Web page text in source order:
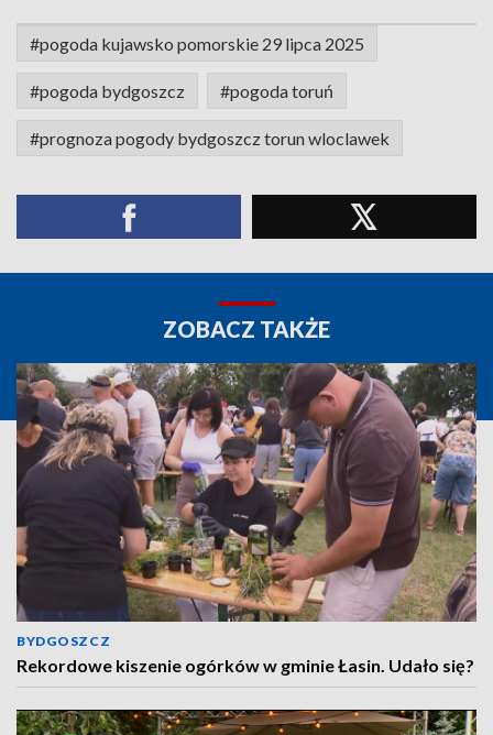
#pogoda kujawsko pomorskie 29 lipca 2025
#pogoda bydgoszcz #pogoda toruń
#prognoza pogody bydgoszcz torun wloclawek
ZOBACZ TAKŻE
BYDGOSZCZ
Rekordowe kiszenie ogórków w gminie Łasin. Udało się?